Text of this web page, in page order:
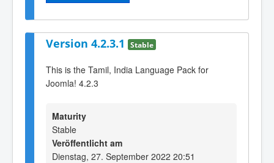
Version 4.2.3.1 Stable
This is the Tamil, India Language Pack for
Joomla! 4.2.3
Maturity
Stable
Veröffentlicht am
Dienstag, 27. September 2022 20:51